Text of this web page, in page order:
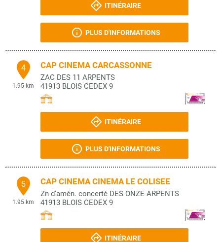
ITINÉRAIRE
PLUS D'INFORMATIONS
4
1.95 km
CAP CINEMA CARCASSONNE
ZAC DES 11 ARPENTS
41913 BLOIS CEDEX 9
ITINÉRAIRE
PLUS D'INFORMATIONS
5
1.95 km
CAP CINEMA CINEMA LE COLISEE
Zn d'amén. concerté DES ONZE ARPENTS
41913 BLOIS CEDEX 9
ITINÉRAIRE